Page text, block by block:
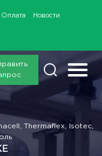
Оплата Новости
Thermaflex, Isotec,